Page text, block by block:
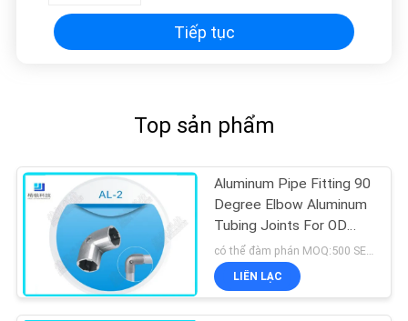
Tiếp tục
Top sản phẩm
Aluminum Pipe Fitting 90
Degree Elbow Aluminum
Tubing Joints For OD
28mm Pipe
có thể đàm phán MOQ:500 SETS
LIÊN LẠC